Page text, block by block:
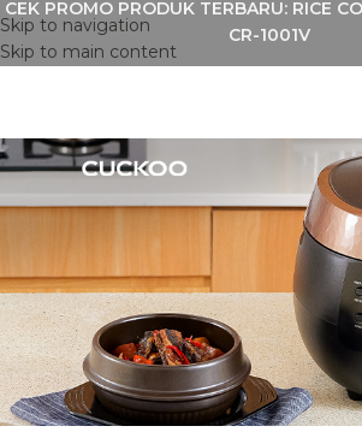
Skip to navigation
Skip to main content
CEK PROMO PRODUK TERBARU: RICE
CR-1001V